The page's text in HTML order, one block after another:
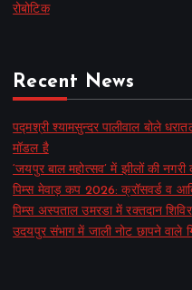
रोबोटिक
Recent News
पद्मश्री श्यामसुन्दर पालीवाल बोले
मॉडल है
‘जयपुर बाल महोत्सव’ में झीलों की
पिम्स मेवाड़ कप 2026: क्रॉसवर्ड व
पिम्स अस्पताल उमरडा में रक्तदान शिविर
उदयपुर संभाग में जाली नोट छापने वाले